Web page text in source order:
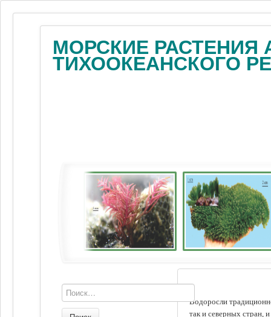
МОРСКИЕ РАСТЕНИЯ
ТИХООКЕАНСКОГО
Водоросли
так и северных стран,